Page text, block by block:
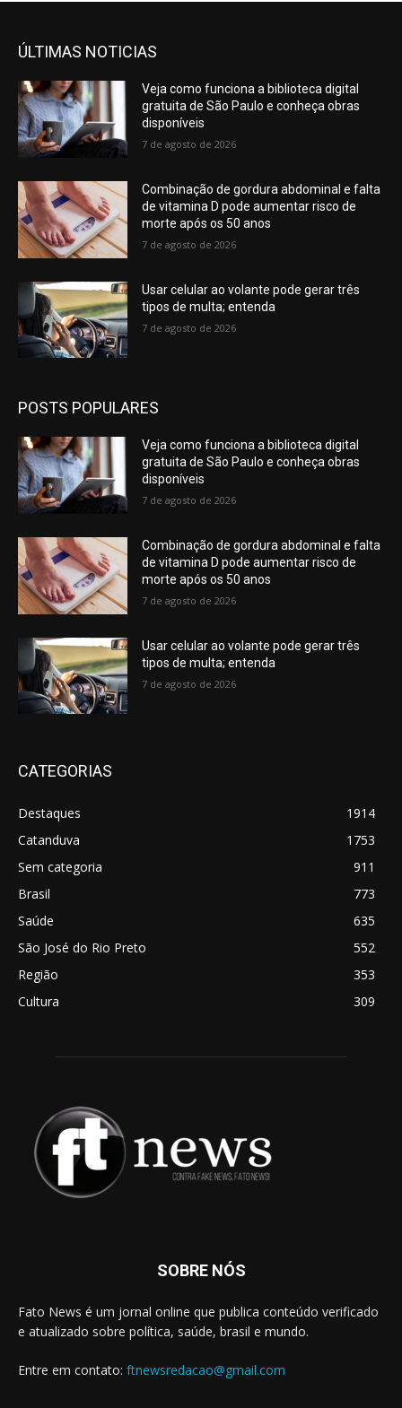
ÚLTIMAS NOTICIAS
Veja como funciona a biblioteca digital
gratuita de São Paulo e conheça obras
disponíveis
7 de agosto de 2026
Combinação de gordura abdominal e falta
de vitamina D pode aumentar risco de
morte após os 50 anos
7 de agosto de 2026
Usar celular ao volante pode gerar três
tipos de multa; entenda
7 de agosto de 2026
POSTS POPULARES
Veja como funciona a biblioteca digital
gratuita de São Paulo e conheça obras
disponíveis
7 de agosto de 2026
Combinação de gordura abdominal e falta
de vitamina D pode aumentar risco de
morte após os 50 anos
7 de agosto de 2026
Usar celular ao volante pode gerar três
tipos de multa; entenda
7 de agosto de 2026
CATEGORIAS
Destaques
1914
Catanduva
1753
Sem categoria
911
Brasil
773
Saúde
635
São José do Rio Preto
552
Região
353
Cultura
309
SOBRE NÓS
Fato News é um jornal online que publica conteúdo verificado
e atualizado sobre política, saúde, brasil e mundo.
Entre em contato: ftnewsredacao@gmail.com